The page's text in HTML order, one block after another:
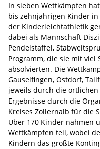
In sieben Wettkämpfen
bis zehnjährigen Kinder
der Kinderleichtathletik
dabei als Mannschaft
Pendelstaffel,
Programm, die sie mit
absolvierten. Die
Gauselfingen, Ostdorf,
jeweils durch die
Ergebnisse durch die
Kreises Zollernalb für die
Über 170 Kinder nahmen
Wettkämpfen teil, wobei
Kindern das größte